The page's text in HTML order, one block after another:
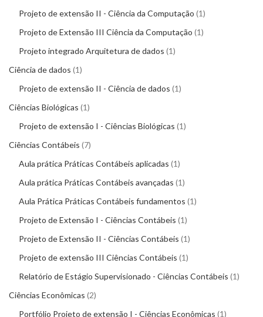
Projeto de extensão II - Ciência da Computação 1
Projeto de Extensão III Ciência da Computação 1
Projeto integrado Arquitetura de dados 1
Ciência de dados 1
Projeto de extensão II - Ciência de dados 1
Ciências Biológicas 1
Projeto de extensão I - Ciências Biológicas 1
Ciências Contábeis 7
Aula prática Práticas Contábeis aplicadas 1
Aula prática Práticas Contábeis avançadas 1
Aula Prática Práticas Contábeis fundamentos 1
Projeto de Extensão I - Ciências Contábeis 1
Projeto de Extensão II - Ciências Contábeis 1
Projeto de extensão III Ciências Contábeis 1
Relatório de Estágio Supervisionado - Ciências Contábeis 1
Ciências Econômicas 2
Portfólio Projeto de extensão I - Ciências Econômicas 1